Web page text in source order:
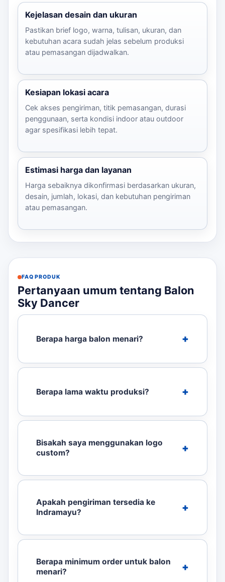
Kejelasan desain dan ukuran
Pastikan brief logo, warna, tulisan, ukuran, dan
kebutuhan acara sudah jelas sebelum produksi
atau pemasangan dijadwalkan.
Kesiapan lokasi acara
Cek akses pengiriman, titik pemasangan, durasi
penggunaan, serta kondisi indoor atau outdoor
agar spesifikasi lebih tepat.
Estimasi harga dan layanan
Harga sebaiknya dikonfirmasi berdasarkan ukuran,
desain, jumlah, lokasi, dan kebutuhan pengiriman
atau pemasangan.
FAQ PRODUK
Pertanyaan umum tentang Balon
Sky Dancer
Berapa harga balon menari?
Berapa lama waktu produksi?
Bisakah saya menggunakan logo
custom?
Apakah pengiriman tersedia ke
Indramayu?
Berapa minimum order untuk balon
menari?